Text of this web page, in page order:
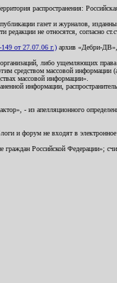
распространения:
газет и журналов,
не относятся, согласно
от 27.07.06 г.) архив «Дебри-
либо ущемляющих
средством массовой информации
массовой информации».
информации,
- из апелляционного
и форум не входят в
Российской Федерации»;